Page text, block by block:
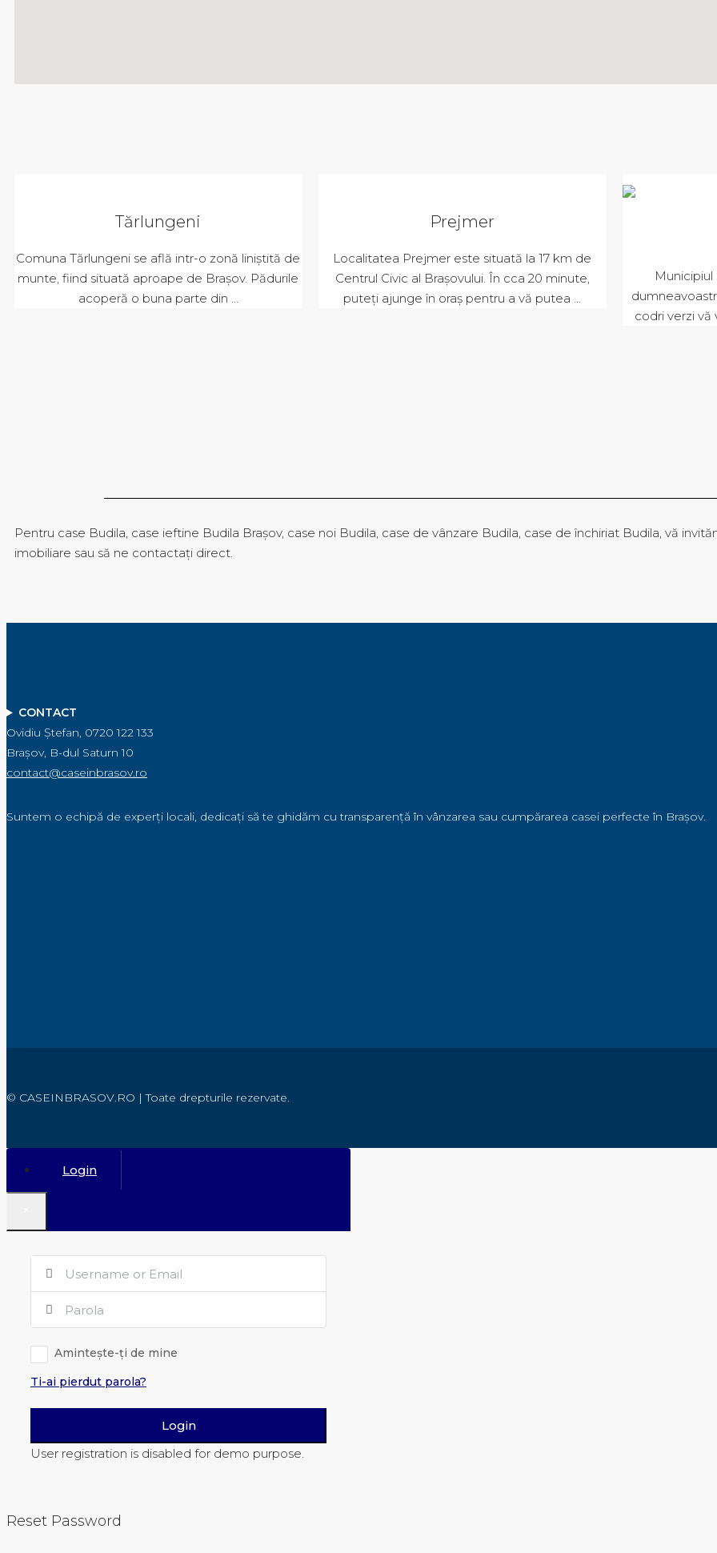
Tărlungeni
Comuna Tărlungeni se află intr-o zonă liniștită de
munte, fiind situată aproape de Brașov. Pădurile
acoperă o buna parte din ...
Prejmer
Localitatea Prejmer este situată la 17 km de
Centrul Civic al Brașovului. În cca 20 minute,
puteți ajunge în oraș pentru a vă putea ...
codri verzi vă
Pentru case Budila, case ieftine Budila Brașov, case noi Budila, case de vânzare Budila, case de închiriat Budila, vă
imobiliare sau să ne contactați direct.
CONTACT
Ovidiu Ștefan, 0720 122 133
Brașov, B-dul Saturn 10
contact@caseinbrasov.ro
Suntem o echipă de experți locali, dedicați să te ghidăm cu transparență în vânzarea sau cumpărarea casei perfecte în Brașov.
© CASEINBRASOV.RO | Toate drepturile rezervate.
Login
Amintește-ți de mine
Ti-ai pierdut parola?
Login
User registration is disabled for demo purpose.
Reset Password